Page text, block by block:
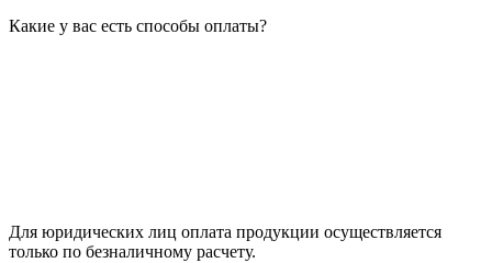
Какие у вас есть способы оплаты?
Для юридических лиц оплата продукции осуществляется
только по безналичному расчету.